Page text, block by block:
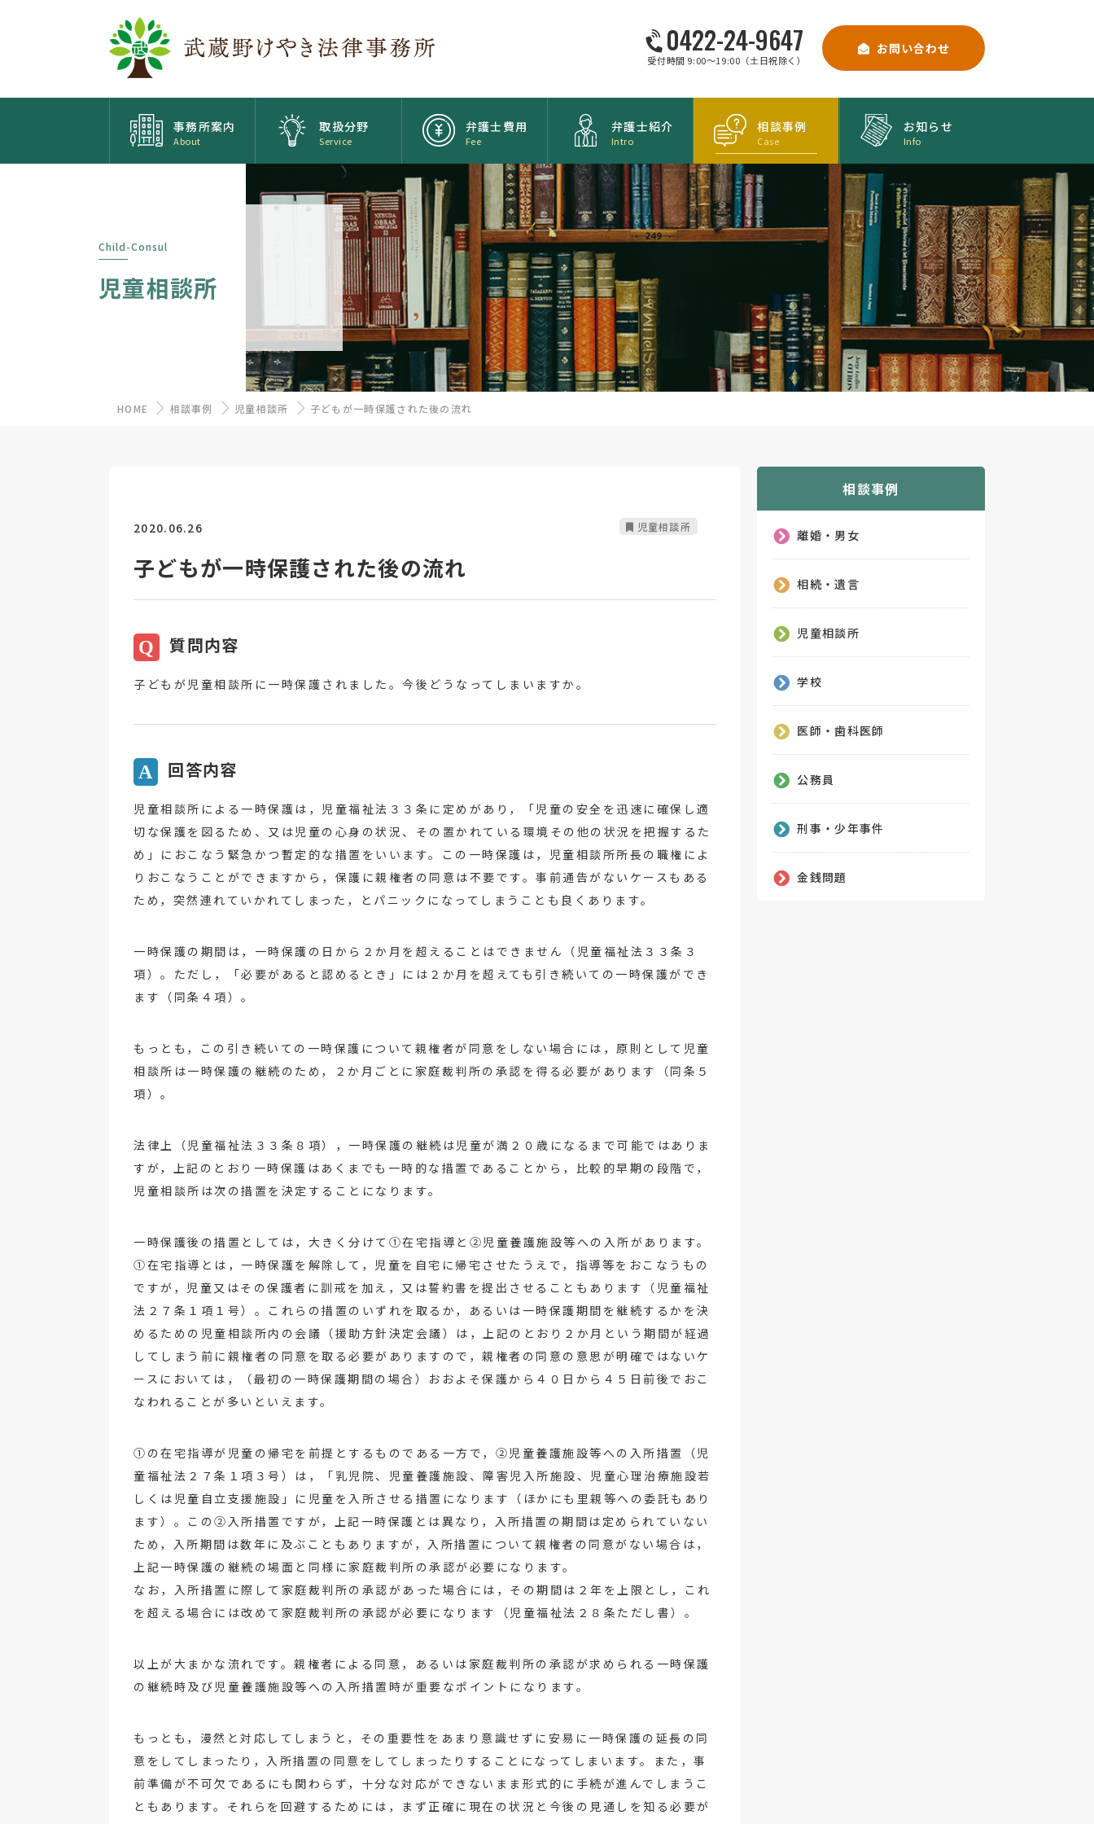
0422-24-9647
受付時間 9:00～19:00（土日祝除く）
お問い合わせ
事務所案内
About
取扱分野
Service
弁護士費用
Fee
弁護士紹介
Intro
相談事例
Case
お知らせ
Info
Child-Consul
児童相談所
HOME 相談事例 児童相談所 子どもが一時保護された後の流れ
2020.06.26 児童相談所
子どもが一時保護された後の流れ
Q 質問内容
子どもが児童相談所に一時保護されました。今後どうなってしまいますか。
A 回答内容
児童相談所による一時保護は，児童福祉法３３条に定めがあり，「児童の安全を迅速に確保し適
切な保護を図るため、又は児童の心身の状況、その置かれている環境その他の状況を把握するた
め」におこなう緊急かつ暫定的な措置をいいます。この一時保護は，児童相談所所長の職権によ
りおこなうことができますから，保護に親権者の同意は不要です。事前通告がないケースもある
ため，突然連れていかれてしまった，とパニックになってしまうことも良くあります。
一時保護の期間は，一時保護の日から２か月を超えることはできません（児童福祉法３３条３
項）。ただし，「必要があると認めるとき」には２か月を超えても引き続いての一時保護ができ
ます（同条４項）。
もっとも，この引き続いての一時保護について親権者が同意をしない場合には，原則として児童
相談所は一時保護の継続のため，２か月ごとに家庭裁判所の承認を得る必要があります（同条５
項）。
法律上（児童福祉法３３条８項），一時保護の継続は児童が満２０歳になるまで可能ではありま
すが，上記のとおり一時保護はあくまでも一時的な措置であることから，比較的早期の段階で，
児童相談所は次の措置を決定することになります。
一時保護後の措置としては，大きく分けて①在宅指導と②児童養護施設等への入所があります。
①在宅指導とは，一時保護を解除して，児童を自宅に帰宅させたうえで，指導等をおこなうもの
ですが，児童又はその保護者に訓戒を加え，又は誓約書を提出させることもあります（児童福祉
法２７条１項１号）。これらの措置のいずれを取るか，あるいは一時保護期間を継続するかを決
めるための児童相談所内の会議（援助方針決定会議）は，上記のとおり２か月という期間が経過
してしまう前に親権者の同意を取る必要がありますので，親権者の同意の意思が明確ではないケ
ースにおいては，（最初の一時保護期間の場合）おおよそ保護から４０日から４５日前後でおこ
なわれることが多いといえます。
①の在宅指導が児童の帰宅を前提とするものである一方で，②児童養護施設等への入所措置（児
童福祉法２７条１項３号）は，「乳児院、児童養護施設、障害児入所施設、児童心理治療施設若
しくは児童自立支援施設」に児童を入所させる措置になります（ほかにも里親等への委託もあり
ます）。この②入所措置ですが，上記一時保護とは異なり，入所措置の期間は定められていない
ため，入所期間は数年に及ぶこともありますが，入所措置について親権者の同意がない場合は，
上記一時保護の継続の場面と同様に家庭裁判所の承認が必要になります。
なお，入所措置に際して家庭裁判所の承認があった場合には，その期間は２年を上限とし，これ
を超える場合には改めて家庭裁判所の承認が必要になります（児童福祉法２８条ただし書）。
以上が大まかな流れです。親権者による同意，あるいは家庭裁判所の承認が求められる一時保護
の継続時及び児童養護施設等への入所措置時が重要なポイントになります。
もっとも，漫然と対応してしまうと，その重要性をあまり意識せずに安易に一時保護の延長の同
意をしてしまったり，入所措置の同意をしてしまったりすることになってしまいます。また，事
前準備が不可欠であるにも関わらず，十分な対応ができないまま形式的に手続が進んでしまうこ
ともあります。それらを回避するためには，まず正確に現在の状況と今後の見通しを知る必要が
相談事例
離婚・男女
相続・遺言
児童相談所
学校
医師・歯科医師
公務員
刑事・少年事件
金銭問題